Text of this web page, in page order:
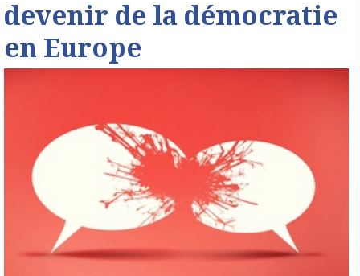
devenir de la démocratie
en Europe